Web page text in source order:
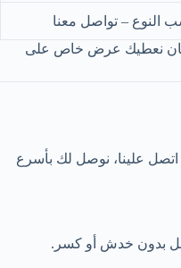
النوع – تواصل معنا
عشان نعطيك عرض خاص على
اتصل علينا، نوصل لك بأسرع
بدون خدش أو كسر.